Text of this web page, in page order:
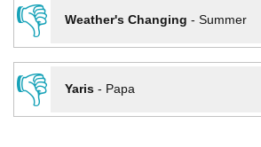
👎
Weather's Changing - Summer
👎
Yaris- Papa